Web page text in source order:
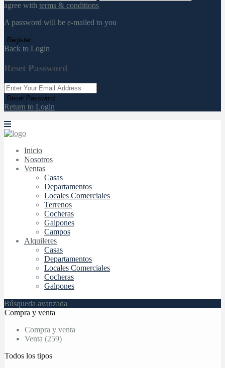
agree with terms & conditions
A password will be e-mailed to you
Register
Back to Login
Reset Password
Reset Password
Return to Login
Inicio
Nosotros
Ventas
Casas
Departamentos
Locales Comerciales
Terrenos
Cocheras
Galpones
Campos
Alquileres
Casas
Departamentos
Locales Comerciales
Cocheras
Galpones
Búsqueda avanzada
Compra y venta
Compra y venta
Venta (259)
Todos los tipos